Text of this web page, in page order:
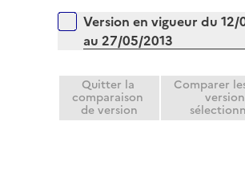
Version en vigueur du 12/
au 27/05/2013
Quitter la
comparaison
de version
Comparer